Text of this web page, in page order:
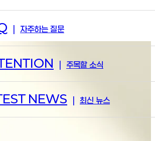
자주하는 질문
주목할 소식
NEWS 최신 뉴스